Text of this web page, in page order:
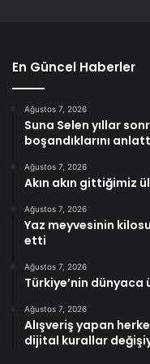
En Güncel Haberler
Ağustos 7, 2026
Suna Selen yıllar
boşandıklarını
Ağustos 7, 2026
Akın akın gittiğimiz
Ağustos 7, 2026
Yaz meyvesinin
etti
Ağustos 7, 2026
Türkiye’nin dünyaca
Ağustos 7, 2026
Alışveriş yapan
dijital kurallar